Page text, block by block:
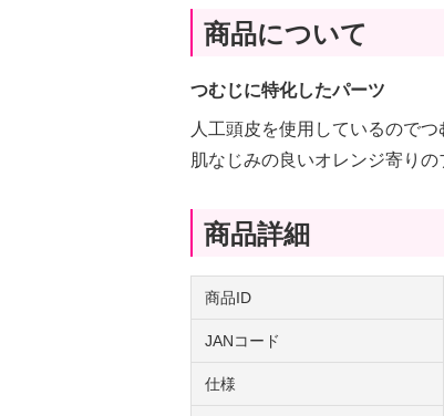
商品について
つむじに特化したパーツ
人工頭皮を使用しているので
肌なじみの良いオレンジ寄りの
商品詳細
商品ID
JANコード
仕様